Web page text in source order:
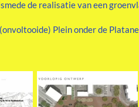
de realisatie van een
Plein onder de